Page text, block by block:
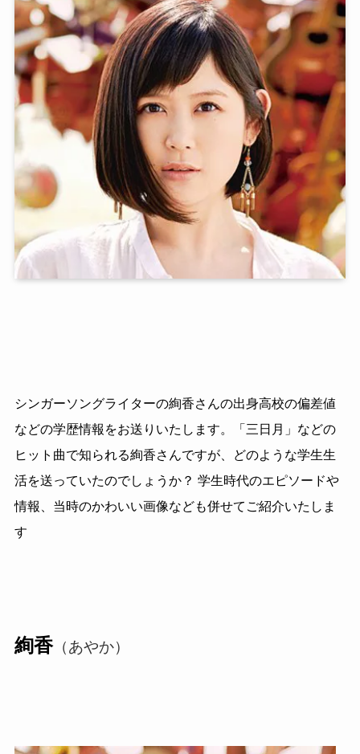
シンガーソングライターの絢香さんの出身高校の偏差値
などの学歴情報をお送りいたします。「三日月」などの
ヒット曲で知られる絢香さんですが、どのような学生生
活を送っていたのでしょうか？ 学生時代のエピソードや
情報、当時のかわいい画像なども併せてご紹介いたしま
す
絢香（あやか）